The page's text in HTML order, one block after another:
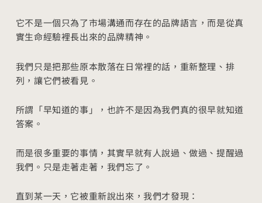
它不是一個只為了市場溝通而存在的品牌語言，而是從真
實生命經驗裡長出來的品牌精神。
我們只是把那些原本散落在日常裡的話，重新整理、排
列，讓它們被看見。
所謂「早知道的事」，也許不是因為我們真的很早就知道
答案。
而是很多重要的事情，其實早就有人說過、做過、提醒過
我們。只是走著走著，我們忘了。
直到某一天，它被重新說出來，我們才發現：